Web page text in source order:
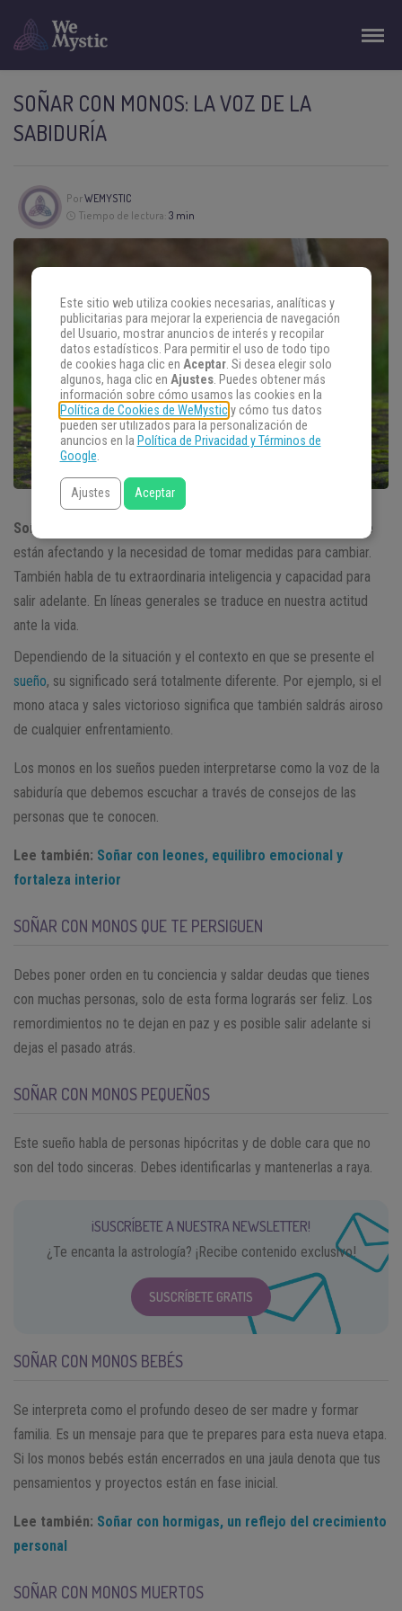
SOÑAR CON MONOS: LA VOZ DE LA
SABIDURÍA
PorWEMYSTIC
Tiempo de lectura: 3 min
Soñar con monos
hace referencia a disyuntivas internas que te
están afectando y la necesidad de tomar medidas para cambiar.
También habla de tu extraordinaria inteligencia y capacidad para
salir adelante. En líneas generales se traduce en nuestra actitud
ante la vida.
Dependiendo de la situación y el contexto en que se presente el
sueño, su significado será totalmente diferente. Por ejemplo, si el
mono ataca y sales victorioso significa que también saldrás airoso
de cualquier enfrentamiento.
Los monos en los sueños pueden interpretarse como la voz de la
sabiduría que debemos escuchar a través de consejos de las
personas que te conocen.
Lee también: Soñar con leones, equilibro emocional y
fortaleza interior
SOÑAR CON MONOS QUE TE PERSIGUEN
Debes poner orden en tu conciencia y saldar deudas que tienes
con muchas personas, solo de esta forma lograrás ser feliz. Los
remordimientos no te dejan en paz y es posible salir adelante si
dejas el pasado atrás.
SOÑAR CON MONOS PEQUEÑOS
Este sueño habla de personas hipócritas y de doble cara que no
son del todo sinceras. Debes identificarlas y mantenerlas a raya.
¡SUSCRÍBETE A NUESTRA NEWSLETTER!
¿Te encanta la astrología? ¡Recibe contenido exclusivo!
SUSCRÍBETE GRATIS
SOÑAR CON MONOS BEBÉS
Se interpreta como el profundo deseo de ser madre y formar
familia. Es un mensaje para que te prepares para esta nueva etapa.
Si los monos bebés están encerrados en una jaula denota que tus
pensamientos y proyectos están en fase inicial.
Lee también: Soñar con hormigas, un reflejo del crecimiento
personal
SOÑAR CON MONOS MUERTOS
Este sitio web utiliza cookies necesarias, analíticas y
publicitarias para mejorar la experiencia de navegación
del Usuario, mostrar anuncios de interés y recopilar
datos estadísticos. Para permitir el uso de todo tipo
de cookies haga clic en Aceptar. Si desea elegir solo
algunos, haga clic en Ajustes. Puedes obtener más
información sobre cómo usamos las cookies en la
Política de Cookies de WeMysticy cómo tus datos
pueden ser utilizados para la personalización de
anuncios en la Política de Privacidad y Términos de
Google.
Ajustes Aceptar